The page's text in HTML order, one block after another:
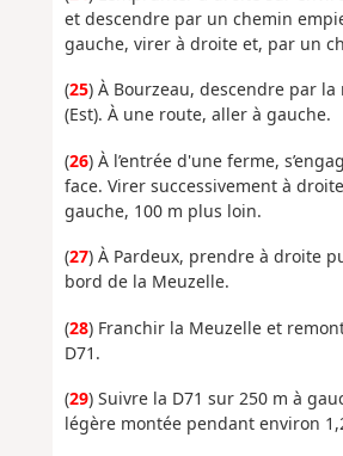
et descendre par un chemin
gauche, virer à droite et, par un
(25) À Bourzeau, descendre par
(Est). À une route, aller à gauche.
(26) À l’entrée d'une ferme,
face. Virer successivement à
gauche, 100 m plus loin.
(27) À Pardeux, prendre à droite
bord de la Meuzelle.
(28) Franchir la Meuzelle et
D71.
(29) Suivre la D71 sur 250 m à
légère montée pendant environ